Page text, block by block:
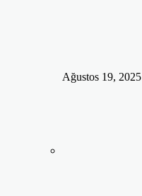
Ağustos 19, 2025